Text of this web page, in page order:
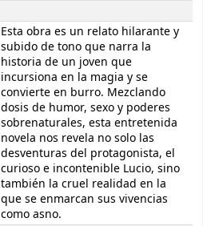
Esta obra es un relato hilarante y
subido de tono que narra la
historia de un joven que
incursiona en la magia y se
convierte en burro. Mezclando
dosis de humor, sexo y poderes
sobrenaturales, esta entretenida
novela nos revela no solo las
desventuras del protagonista, el
curioso e incontenible Lucio, sino
también la cruel realidad en la
que se enmarcan sus vivencias
como asno.